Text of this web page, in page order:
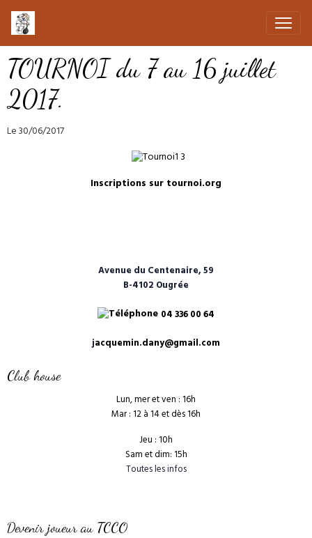
TOURNOI du 7 au 16 juillet
2017.
Le 30/06/2017
Inscriptions sur tournoi.org
Avenue du Centenaire, 59
B-4102 Ougrée
04 336 00 64
jacquemin.dany@gmail.com
Club house
Lun, mer et ven : 16h
Mar : 12 à 14 et dès 16h
Jeu : 10h
Sam et dim: 15h
Toutes les infos
Devenir joueur au TCCO